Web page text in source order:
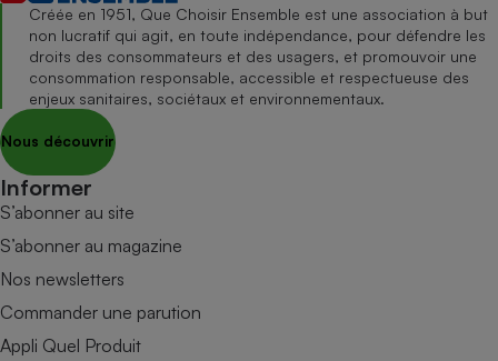
Créée en 1951, Que Choisir Ensemble est une association à but
non lucratif qui agit, en toute indépendance, pour défendre les
droits des consommateurs et des usagers, et promouvoir une
consommation responsable, accessible et respectueuse des
enjeux sanitaires, sociétaux et environnementaux.
Nous découvrir
Informer
S’abonner au site
S’abonner au magazine
Nos newsletters
Commander une parution
Appli Quel Produit